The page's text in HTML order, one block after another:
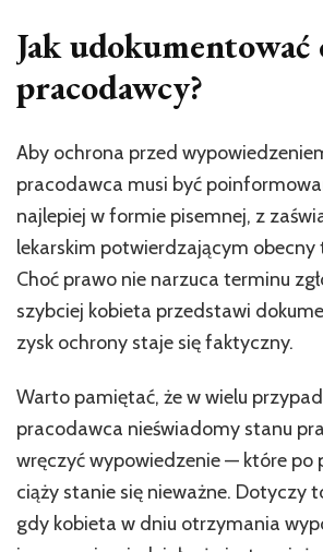
Jak udokumentować
pracodawcy?
Aby ochrona przed
pracodawca musi być
najlepiej w formie pisemnej, z
lekarskim potwierdzającym obecny
Choć prawo nie narzuca terminu
szybciej kobieta przedstawi
zysk ochrony staje się faktyczny.
Warto pamiętać, że w wielu
pracodawca nieświadomy stanu
wręczyć wypowiedzenie — które po
ciąży stanie się nieważne. Dotyczy
gdy kobieta w dniu otrzymania